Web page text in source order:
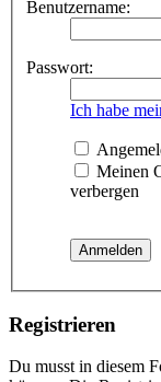
Benutzername:
Passwort:
Ich habe
Meinen
verbergen
Registrieren
Du musst in diesem